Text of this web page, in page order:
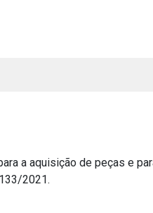
a aquisição de peças e
2021.